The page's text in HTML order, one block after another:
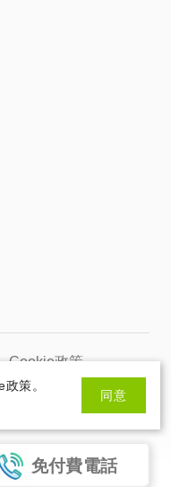
Cookie政策
網頁設計 By
免付費電話
策。
同意